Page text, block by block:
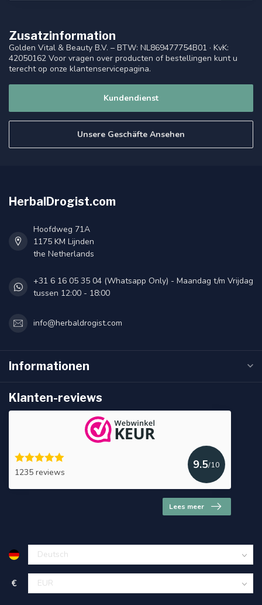
Zusatzinformation
Golden Vital & Beauty B.V. – BTW: NL869477754B01 · KvK:
42050162 Voor vragen over producten of bestellingen kunt u
terecht op onze klantenservicepagina.
Kundendienst
Unsere Geschäfte Ansehen
HerbalDrogist.com
Hoofdweg 71A
1175 KM Lijnden
the Netherlands
+31 6 16 05 35 04 (Whatsapp Only) - Maandag t/m Vrijdag
tussen 12:00 - 18:00
info@herbaldrogist.com
Informationen
Klanten-reviews
1235 reviews
9.5/10
Lees meer
€